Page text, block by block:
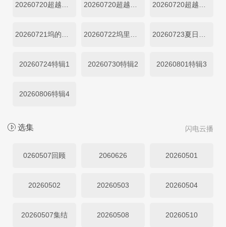
20260724特辑1 20260730特辑2 20260801特辑3
20260806特辑4
闪电云播
选集
0260507回顾 2060626 20260501
20260502 20260503 20260504
20260507集结 20260508 20260510